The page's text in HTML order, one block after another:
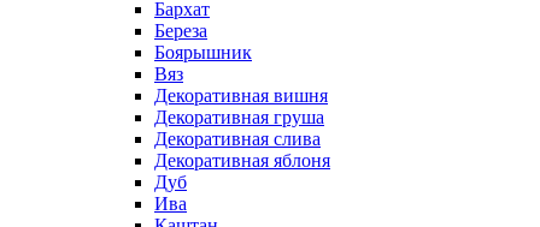
Бархат
Береза
Боярышник
Вяз
Декоративная вишня
Декоративная груша
Декоративная слива
Декоративная яблоня
Дуб
Ива